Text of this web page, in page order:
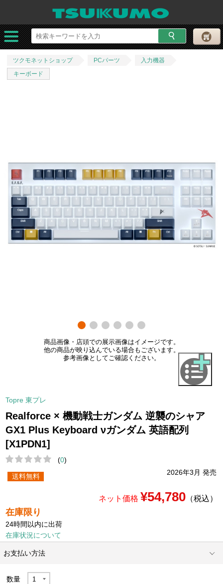
ツクモネットショップ PCパーツ
入力機器
キーボード
商品画像・店頭での展示画像はイメージです。
他の商品が映り込んでいる場合もございます。
参考画像としてご確認ください。
Topre 東プレ
Realforce × 機動戦士ガンダム 逆襲のシャア
GX1 Plus Keyboard νガンダム 英語配列
[X1PDN1]
(0)
2026年3月 発売
送料無料
ネット価格 ¥54,780（税込）
在庫限り
24時間以内に出荷
在庫状況について
お支払い方法
数量